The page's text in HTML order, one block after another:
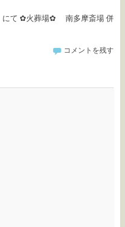
て ✿火葬場✿ 南多摩斎場 併
コメントを残す